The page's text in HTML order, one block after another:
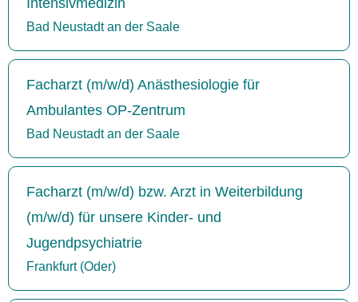
Bad Neustadt an der Saale
Facharzt (m/w/d) Anästhesiologie für
Ambulantes OP-Zentrum
Bad Neustadt an der Saale
Facharzt (m/w/d) bzw. Arzt in Weiterbildung
(m/w/d) für unsere Kinder- und
Jugendpsychiatrie
Frankfurt (Oder)